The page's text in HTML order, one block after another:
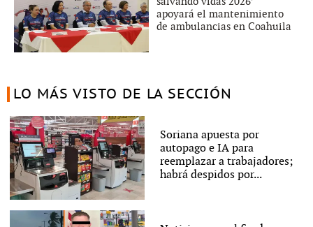
apoyará el mantenimiento
de ambulancias en Coahuila
LO MÁS VISTO DE LA SECCIÓN
Soriana apuesta por
autopago e IA para
reemplazar a trabajadores;
habrá despidos por...